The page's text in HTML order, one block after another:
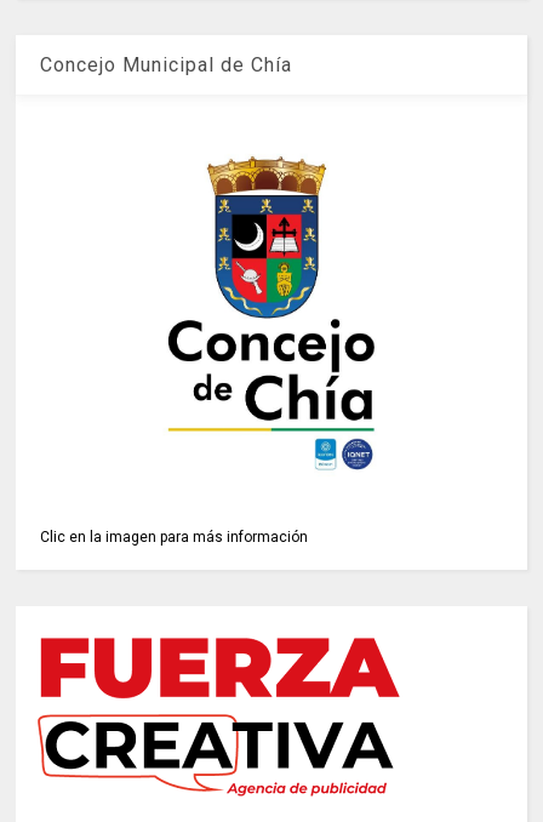
Concejo Municipal de Chía
Clic en la imagen para más información